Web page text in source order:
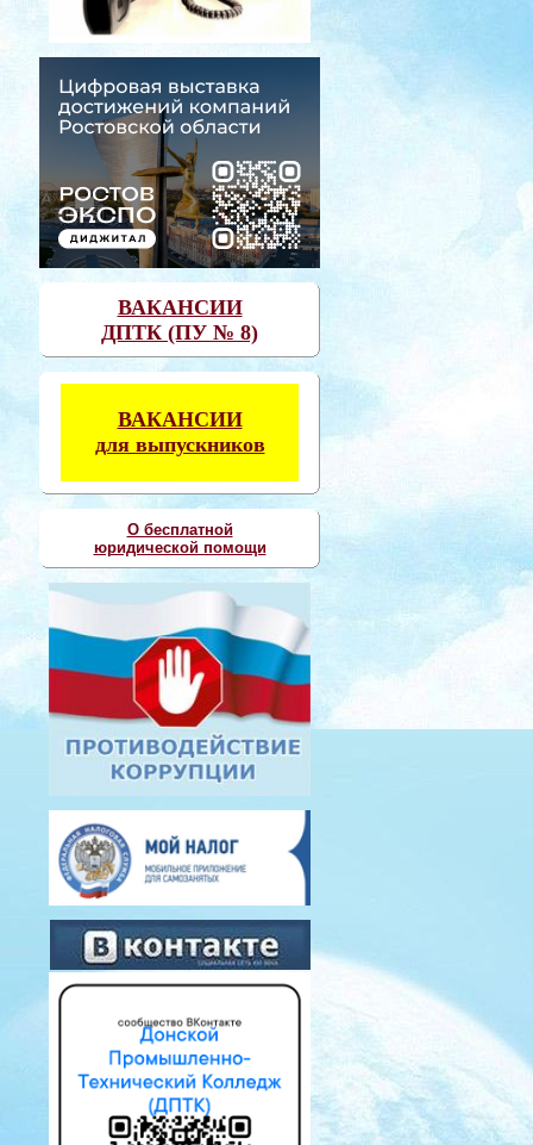
ВАКАНСИИ
ДПТК (ПУ № 8)
ВАКАНСИИ
для выпускников
О бесплатной
юридической помощи